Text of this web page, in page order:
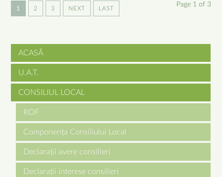
Page 1 of 3
1 2 3 NEXT LAST
Skip
navigation
ACASĂ
U.A.T.
CONSILIUL LOCAL
ROF
Componența Consiliului Local
Declarații avere consilieri
Declarații interese consilieri